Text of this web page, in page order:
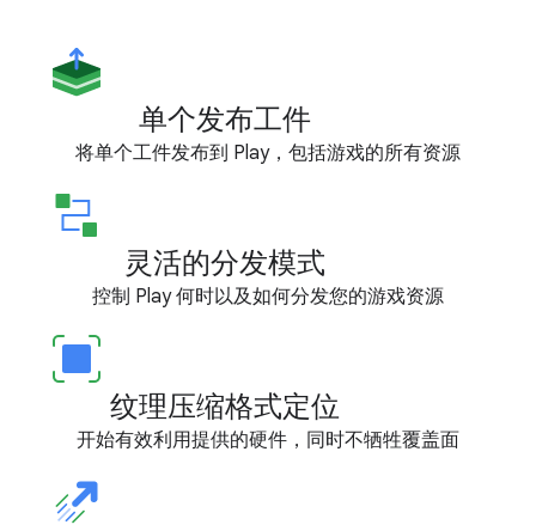
单个发布工件
将单个工件发布到 Play，包括游戏的所有资源
灵活的分发模式
控制 Play 何时以及如何分发您的游戏资源
纹理压缩格式定位
开始有效利用提供的硬件，同时不牺牲覆盖面